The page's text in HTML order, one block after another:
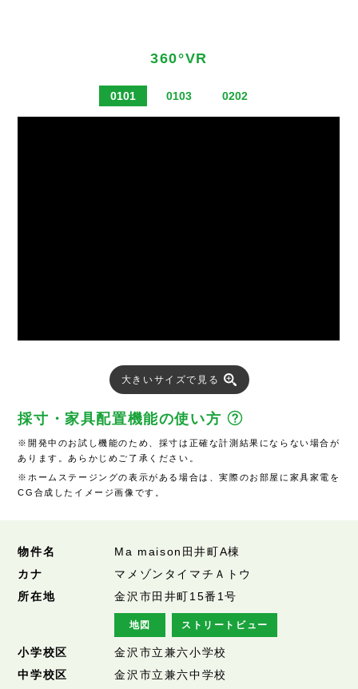
360°VR
0101 0103 0202
大きいサイズで見る
採寸・家具配置機能の使い方
※開発中のお試し機能のため、採寸は正確な計測結果にならない場合が
あります。あらかじめご了承ください。
※ホームステージングの表示がある場合は、実際のお部屋に家具家電を
CG合成したイメージ画像です。
物件名
Ma maison田井町A棟
カナ
マメゾンタイマチＡトウ
所在地
金沢市田井町15番1号
地図 ストリートビュー
小学校区
金沢市立兼六小学校
中学校区
金沢市立兼六中学校